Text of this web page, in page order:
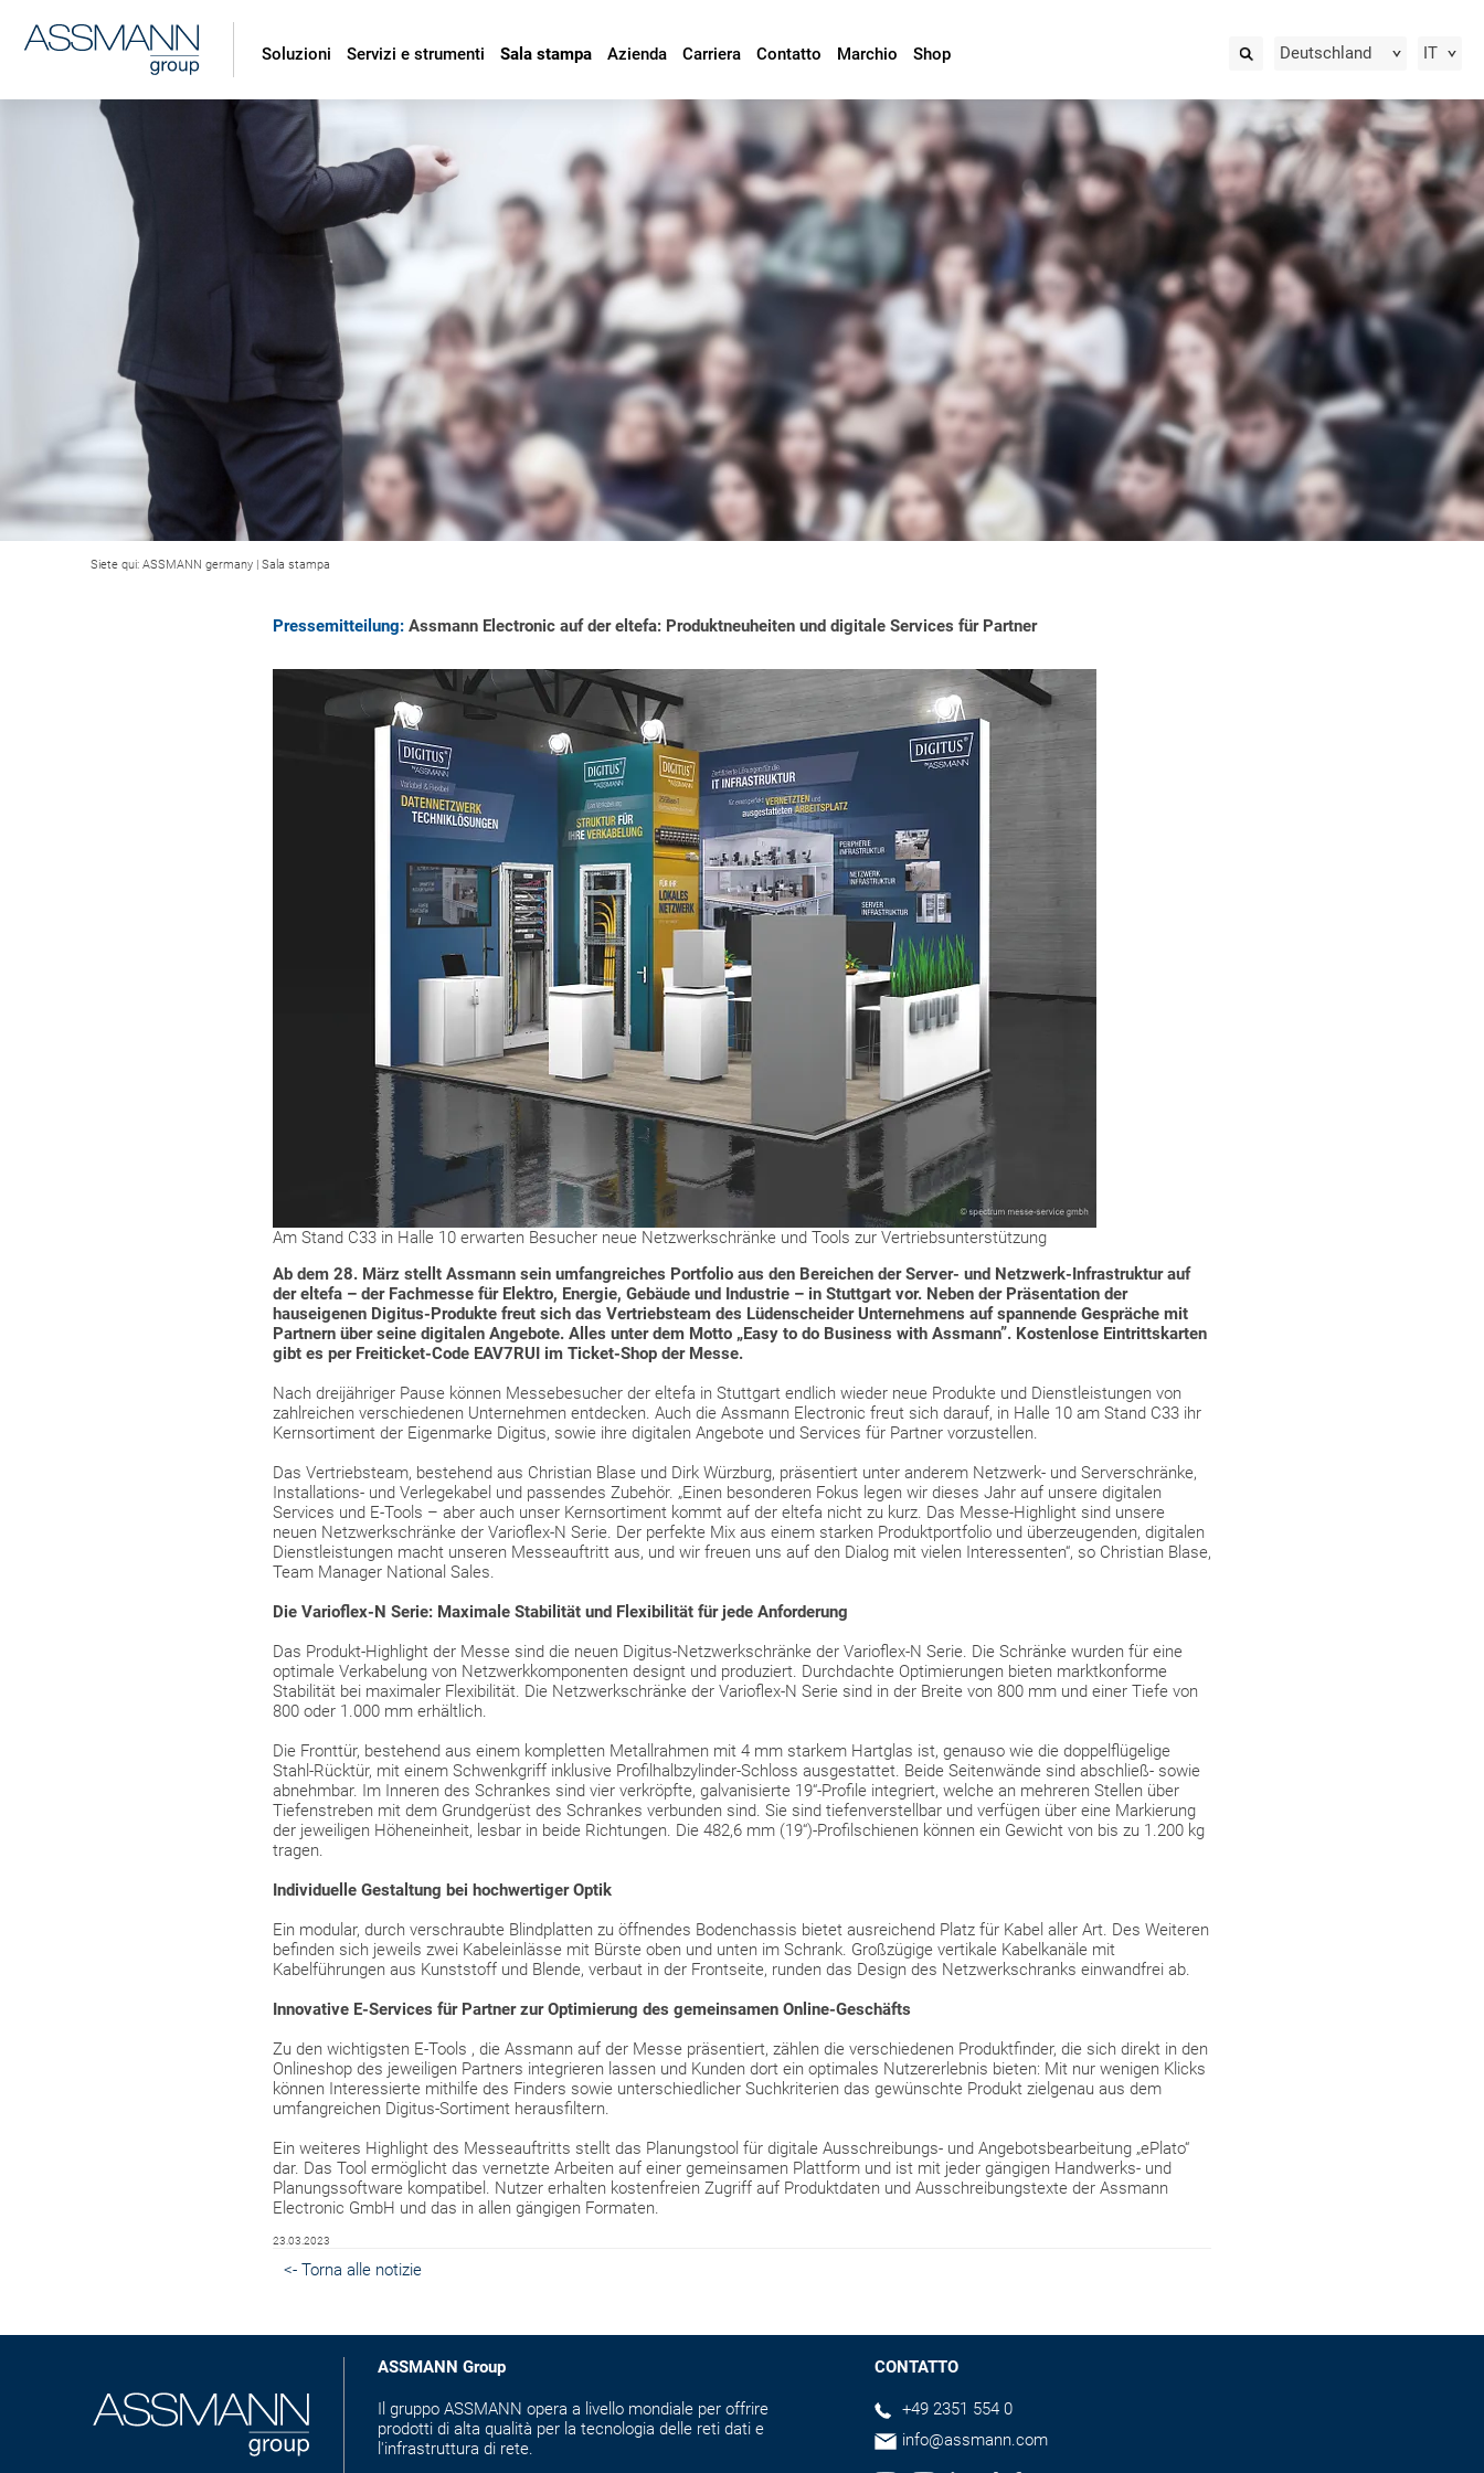
Deutschland IT
Soluzioni Servizi e strumenti Sala stampa Azienda Carriera Contatto Marchio Shop
Siete qui: ASSMANN germany | Sala stampa
Pressemitteilung: Assmann Electronic auf der eltefa: Produktneuheiten und digitale Services für Partner
Am Stand C33 in Halle 10 erwarten Besucher neue Netzwerkschränke und Tools zur Vertriebsunterstützung
Ab dem 28. März stellt Assmann sein umfangreiches Portfolio aus den Bereichen der Server- und Netzwerk-Infrastruktur auf
der eltefa – der Fachmesse für Elektro, Energie, Gebäude und Industrie – in Stuttgart vor. Neben der Präsentation der
hauseigenen Digitus-Produkte freut sich das Vertriebsteam des Lüdenscheider Unternehmens auf spannende Gespräche mit
Partnern über seine digitalen Angebote. Alles unter dem Motto „Easy to do Business with Assmann”. Kostenlose Eintrittskarten
gibt es per Freiticket-Code EAV7RUI im Ticket-Shop der Messe.
Nach dreijähriger Pause können Messebesucher der eltefa in Stuttgart endlich wieder neue Produkte und Dienstleistungen von
zahlreichen verschiedenen Unternehmen entdecken. Auch die Assmann Electronic freut sich darauf, in Halle 10 am Stand C33 ihr
Kernsortiment der Eigenmarke Digitus, sowie ihre digitalen Angebote und Services für Partner vorzustellen.
Das Vertriebsteam, bestehend aus Christian Blase und Dirk Würzburg, präsentiert unter anderem Netzwerk- und Serverschränke,
Installations- und Verlegekabel und passendes Zubehör. „Einen besonderen Fokus legen wir dieses Jahr auf unsere digitalen
Services und E-Tools – aber auch unser Kernsortiment kommt auf der eltefa nicht zu kurz. Das Messe-Highlight sind unsere
neuen Netzwerkschränke der Varioflex-N Serie. Der perfekte Mix aus einem starken Produktportfolio und überzeugenden, digitalen
Dienstleistungen macht unseren Messeauftritt aus, und wir freuen uns auf den Dialog mit vielen Interessenten“, so Christian Blase,
Team Manager National Sales.
Die Varioflex-N Serie: Maximale Stabilität und Flexibilität für jede Anforderung
Das Produkt-Highlight der Messe sind die neuen Digitus-Netzwerkschränke der Varioflex-N Serie. Die Schränke wurden für eine
optimale Verkabelung von Netzwerkkomponenten designt und produziert. Durchdachte Optimierungen bieten marktkonforme
Stabilität bei maximaler Flexibilität. Die Netzwerkschränke der Varioflex-N Serie sind in der Breite von 800 mm und einer Tiefe von
800 oder 1.000 mm erhältlich.
Die Fronttür, bestehend aus einem kompletten Metallrahmen mit 4 mm starkem Hartglas ist, genauso wie die doppelflügelige
Stahl-Rücktür, mit einem Schwenkgriff inklusive Profilhalbzylinder-Schloss ausgestattet. Beide Seitenwände sind abschließ- sowie
abnehmbar. Im Inneren des Schrankes sind vier verkröpfte, galvanisierte 19“-Profile integriert, welche an mehreren Stellen über
Tiefenstreben mit dem Grundgerüst des Schrankes verbunden sind. Sie sind tiefenverstellbar und verfügen über eine Markierung
der jeweiligen Höheneinheit, lesbar in beide Richtungen. Die 482,6 mm (19“)-Profilschienen können ein Gewicht von bis zu 1.200 kg
tragen.
Individuelle Gestaltung bei hochwertiger Optik
Ein modular, durch verschraubte Blindplatten zu öffnendes Bodenchassis bietet ausreichend Platz für Kabel aller Art. Des Weiteren
befinden sich jeweils zwei Kabeleinlässe mit Bürste oben und unten im Schrank. Großzügige vertikale Kabelkanäle mit
Kabelführungen aus Kunststoff und Blende, verbaut in der Frontseite, runden das Design des Netzwerkschranks einwandfrei ab.
Innovative E-Services für Partner zur Optimierung des gemeinsamen Online-Geschäfts
Zu den wichtigsten E-Tools , die Assmann auf der Messe präsentiert, zählen die verschiedenen Produktfinder, die sich direkt in den
Onlineshop des jeweiligen Partners integrieren lassen und Kunden dort ein optimales Nutzererlebnis bieten: Mit nur wenigen Klicks
können Interessierte mithilfe des Finders sowie unterschiedlicher Suchkriterien das gewünschte Produkt zielgenau aus dem
umfangreichen Digitus-Sortiment herausfiltern.
Ein weiteres Highlight des Messeauftritts stellt das Planungstool für digitale Ausschreibungs- und Angebotsbearbeitung „ePlato“
dar. Das Tool ermöglicht das vernetzte Arbeiten auf einer gemeinsamen Plattform und ist mit jeder gängigen Handwerks- und
Planungssoftware kompatibel. Nutzer erhalten kostenfreien Zugriff auf Produktdaten und Ausschreibungstexte der Assmann
Electronic GmbH und das in allen gängigen Formaten.
23.03.2023
<- Torna alle notizie
ASSMANN Group
Il gruppo ASSMANN opera a livello mondiale per offrire
prodotti di alta qualità per la tecnologia delle reti dati e
l'infrastruttura di rete.
CONTATTO
+49 2351 554 0
info@assmann.com